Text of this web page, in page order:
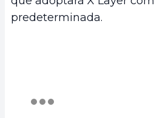
predeterminada.